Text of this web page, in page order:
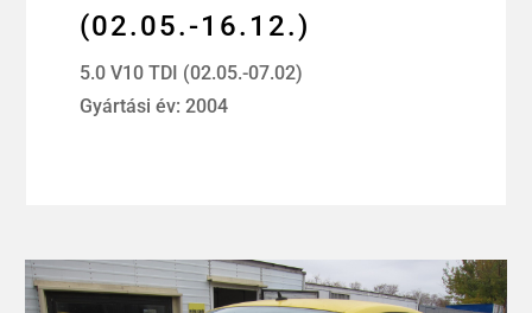
(02.05.-16.12.)
5.0 V10 TDI (02.05.-07.02)
Gyártási év: 2004